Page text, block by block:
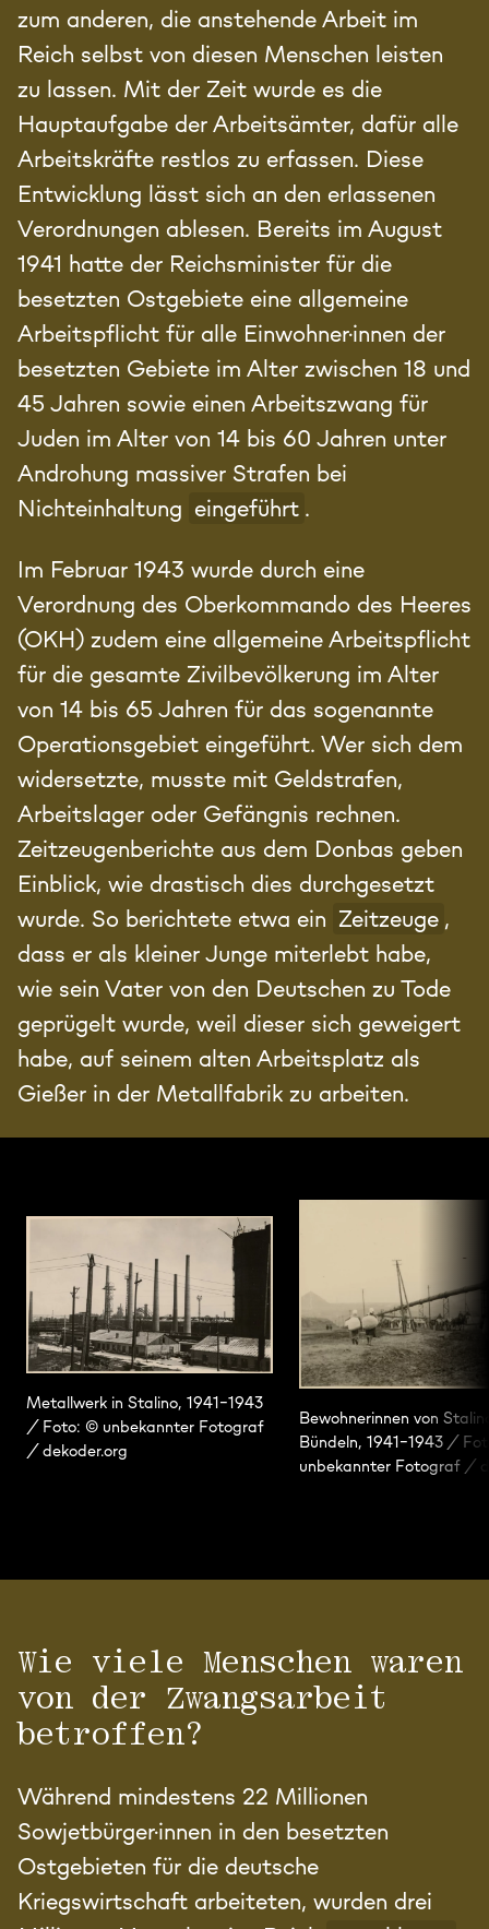
zum anderen, die anstehende Arbeit im
Reich selbst von diesen Menschen leisten
zu lassen. Mit der Zeit wurde es die
Hauptaufgabe der Arbeitsämter, dafür alle
Arbeitskräfte restlos zu erfassen. Diese
Entwicklung lässt sich an den erlassenen
Verordnungen ablesen. Bereits im August
1941 hatte der Reichsminister für die
besetzten Ostgebiete eine allgemeine
Arbeitspflicht für alle Einwohner·innen der
besetzten Gebiete im Alter zwischen 18 und
45 Jahren sowie einen Arbeitszwang für
Juden im Alter von 14 bis 60 Jahren unter
Androhung massiver Strafen bei
Nichteinhaltung eingeführt .
Im Februar 1943 wurde durch eine
Verordnung des Oberkommando des Heeres
(OKH) zudem eine allgemeine Arbeitspflicht
für die gesamte Zivilbevölkerung im Alter
von 14 bis 65 Jahren für das sogenannte
Operationsgebiet eingeführt. Wer sich dem
widersetzte, musste mit Geldstrafen,
Arbeitslager oder Gefängnis rechnen.
Zeitzeugenberichte aus dem Donbas geben
Einblick, wie drastisch dies durchgesetzt
wurde. So berichtete etwa ein Zeitzeuge ,
dass er als kleiner Junge miterlebt habe,
wie sein Vater von den Deutschen zu Tode
geprügelt wurde, weil dieser sich geweigert
habe, auf seinem alten Arbeitsplatz als
Gießer in der Metallfabrik zu arbeiten.
Metallwerk in Stalino, 1941–1943
/ Foto: © unbekannter Fotograf
/ dekoder.org
Bewohnerinnen von
Bündeln, 1941–1943 /
unbekannter Fotograf /
Wie viele Menschen waren
von der Zwangsarbeit
betroffen?
Während mindestens 22 Millionen
Sowjetbürger·innen in den besetzten
Ostgebieten für die deutsche
Kriegswirtschaft arbeiteten, wurden drei